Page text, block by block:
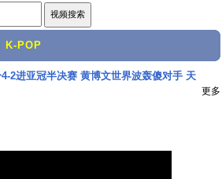
K-POP
2进亚冠半决赛 黄博文世界波轰傻对手 天
更多